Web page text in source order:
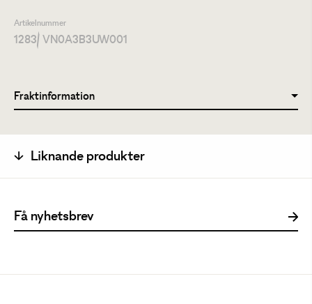
Artikelnummer
1283/ VN0A3B3UW001
Fraktinformation
Liknande produkter